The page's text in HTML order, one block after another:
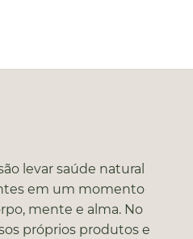
levar saúde natural
em um momento
mente e alma. No
próprios produtos e